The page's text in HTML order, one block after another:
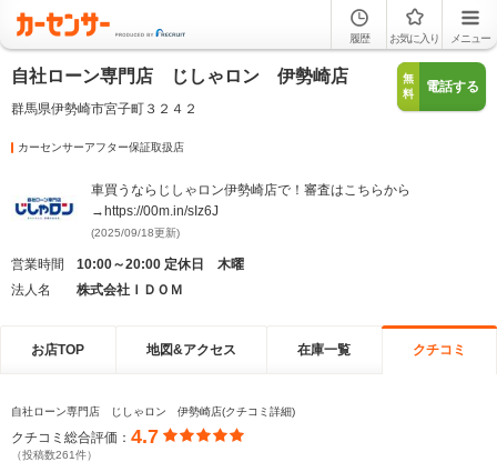
履歴 お気に入り メニュー
自社ローン専門店 じしゃロン 伊勢崎店
群馬県伊勢崎市宮子町３２４２
無
料
電話する
カーセンサーアフター保証取扱店
車買うならじしゃロン伊勢崎店で！審査はこちらから
→https://00m.in/sIz6J
(2025/09/18更新)
営業時間
10:00～20:00 定休日 木曜
法人名
株式会社ＩＤＯＭ
お店TOP 地図&アクセス 在庫一覧 クチコミ
自社ローン専門店 じしゃロン 伊勢崎店(クチコミ詳細)
クチコミ総合評価： 4.7
（投稿数261件）